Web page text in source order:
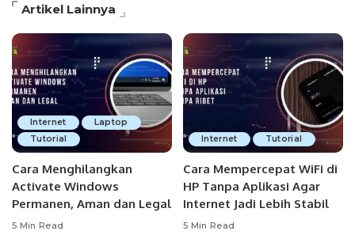
Artikel Lainnya
Internet
Laptop
Tutorial
Cara Menghilangkan
Activate Windows
Permanen, Aman dan Legal
5 Min Read
Internet Tutorial
Cara Mempercepat WiFi di
HP Tanpa Aplikasi Agar
Internet Jadi Lebih Stabil
5 Min Read